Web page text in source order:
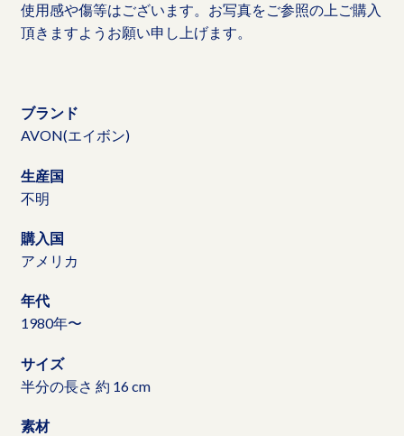
使用感や傷等はございます。お写真をご参照の上ご購入
頂きますようお願い申し上げます。
ブランド
AVON(エイボン)
生産国
不明
購入国
アメリカ
年代
1980年〜
サイズ
半分の長さ 約 16 cm
素材